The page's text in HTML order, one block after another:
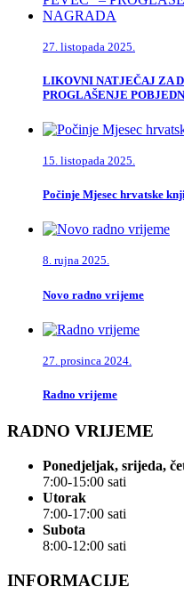
27. listopada 2025.
LIKOVNI NATJEČAJ ZA
PROGLAŠENJE
15. listopada 2025.
Počinje Mjesec hrvatske
8. rujna 2025.
Novo radno vrijeme
27. prosinca 2024.
Radno vrijeme
RADNO VRIJEME
Ponedjeljak, srijeda,
7:00-15:00 sati
Utorak
7:00-17:00 sati
Subota
8:00-12:00 sati
INFORMACIJE